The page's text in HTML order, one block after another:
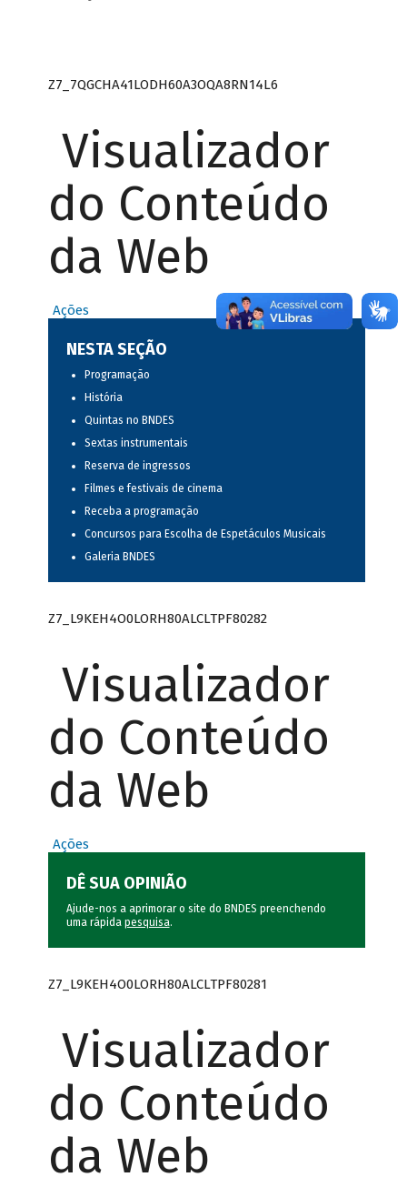
Z7_7QGCHA41LODH60A3OQA8RN14L6
Visualizador
do Conteúdo
da Web
Ações
NESTA SEÇÃO
Programação
História
Quintas no BNDES
Sextas instrumentais
Reserva de ingressos
Filmes e festivais de cinema
Receba a programação
Concursos para Escolha de Espetáculos Musicais
Galeria BNDES
Z7_L9KEH4O0LORH80ALCLTPF80282
Visualizador
do Conteúdo
da Web
Ações
DÊ SUA OPINIÃO
Ajude-nos a aprimorar o site do BNDES preenchendo
uma rápida pesquisa.
Z7_L9KEH4O0LORH80ALCLTPF80281
Visualizador
do Conteúdo
da Web